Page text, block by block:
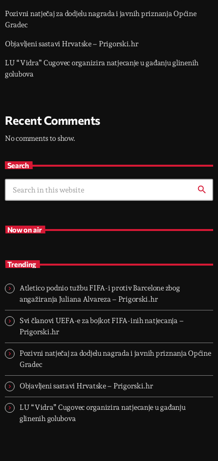
Pozivni natječaj za dodjelu nagrada i javnih priznanja Općine
Gradec
Objavljeni sastavi Hrvatske – Prigorski.hr
LU “Vidra” Cugovec organizira natjecanje u gađanju glinenih
golubova
Recent Comments
No comments to show.
Search
search
Now on air
Trending
Atletico podnio tužbu FIFA-i protiv Barcelone zbog
angažiranja Juliana Alvareza – Prigorski.hr
Svi članovi UEFA-e za bojkot FIFA-inih natjecanja –
Prigorski.hr
Pozivni natječaj za dodjelu nagrada i javnih priznanja Općine
Gradec
Objavljeni sastavi Hrvatske – Prigorski.hr
LU “Vidra” Cugovec organizira natjecanje u gađanju
glinenih golubova